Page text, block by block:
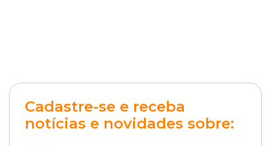
Cadastre-se e receba
notícias e novidades sobre: